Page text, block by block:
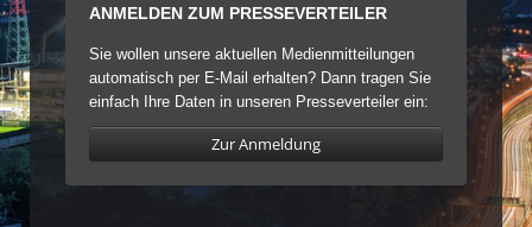
ANMELDEN ZUM PRESSEVERTEILER
Sie wollen unsere aktuellen Medienmitteilungen
automatisch per E-Mail erhalten? Dann tragen Sie
einfach Ihre Daten in unseren Presseverteiler ein:
Zur Anmeldung